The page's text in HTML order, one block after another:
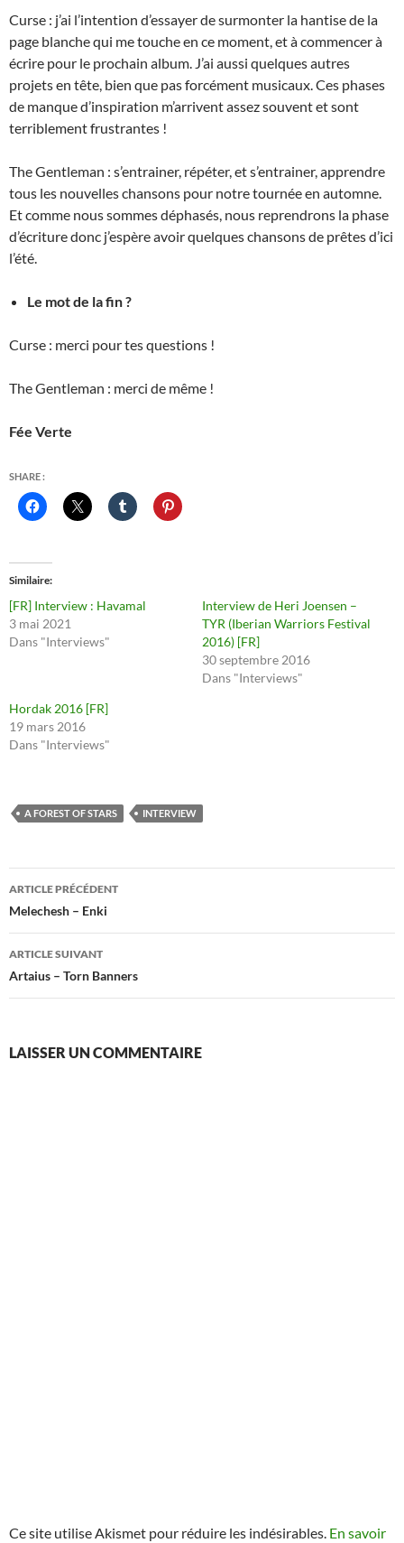
Curse : j’ai l’intention d’essayer de surmonter la hantise de la
page blanche qui me touche en ce moment, et à commencer à
écrire pour le prochain album. J’ai aussi quelques autres
projets en tête, bien que pas forcément musicaux. Ces phases
de manque d’inspiration m’arrivent assez souvent et sont
terriblement frustrantes !
The Gentleman : s’entrainer, répéter, et s’entrainer, apprendre
tous les nouvelles chansons pour notre tournée en automne.
Et comme nous sommes déphasés, nous reprendrons la phase
d’écriture donc j’espère avoir quelques chansons de prêtes d’ici
l’été.
Le mot de la fin ?
Curse : merci pour tes questions !
The Gentleman : merci de même !
Fée Verte
SHARE :
Similaire
[FR] Interview : Havamal
3 mai 2021
Dans "Interviews"
Interview de Heri Joensen –
TYR (Iberian Warriors Festival
2016) [FR]
30 septembre 2016
Dans "Interviews"
Hordak 2016 [FR]
19 mars 2016
Dans "Interviews"
A FOREST OF STARS INTERVIEW
Navigation
des
articles
ARTICLE PRÉCÉDENT
Melechesh – Enki
ARTICLE SUIVANT
Artaius – Torn Banners
LAISSER UN COMMENTAIRE
Ce site utilise Akismet pour réduire les indésirables. En savoir